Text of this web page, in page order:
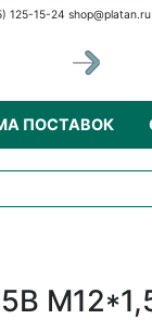
125-15-24 shop@platan.ru
ПОСТАВОК